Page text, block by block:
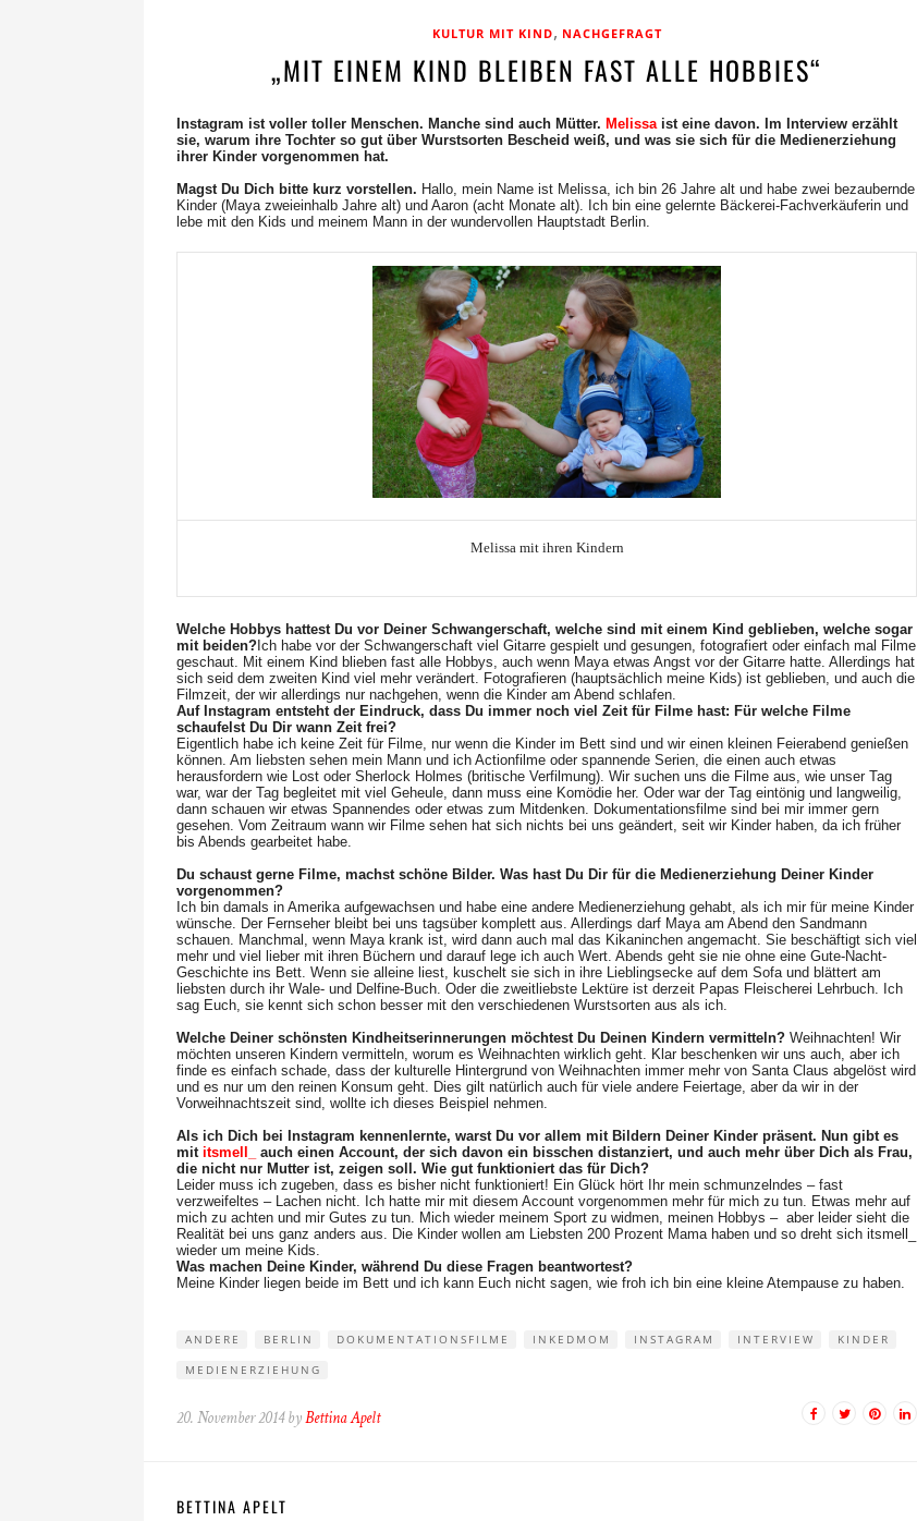
KULTUR MIT KIND, NACHGEFRAGT
„MIT EINEM KIND BLEIBEN FAST ALLE HOBBIES“
Instagram ist voller toller Menschen. Manche sind auch Mütter. Melissaist eine davon. Im Interview erzählt
sie, warum ihre Tochter so gut über Wurstsorten Bescheid weiß, und was sie sich für die Medienerziehung
ihrer Kinder vorgenommen hat.
Magst Du Dich bitte kurz vorstellen. Hallo, mein Name ist Melissa, ich bin 26 Jahre alt und habe zwei bezaubernde
Kinder (Maya zweieinhalb Jahre alt) und Aaron (acht Monate alt). Ich bin eine gelernte Bäckerei-Fachverkäuferin und
lebe mit den Kids und meinem Mann in der wundervollen Hauptstadt Berlin.
Melissa mit ihren Kindern
Welche Hobbys hattest Du vor Deiner Schwangerschaft, welche sind mit einem Kind geblieben, welche sogar
mit beiden? Ich habe vor der Schwangerschaft viel Gitarre gespielt und gesungen, fotografiert oder einfach mal Filme
geschaut. Mit einem Kind blieben fast alle Hobbys, auch wenn Maya etwas Angst vor der Gitarre hatte. Allerdings hat
sich seid dem zweiten Kind viel mehr verändert. Fotografieren (hauptsächlich meine Kids) ist geblieben, und auch die
Filmzeit, der wir allerdings nur nachgehen, wenn die Kinder am Abend schlafen.
Auf Instagram entsteht der Eindruck, dass Du immer noch viel Zeit für Filme hast: Für welche Filme
schaufelst Du Dir wann Zeit frei?
Eigentlich habe ich keine Zeit für Filme, nur wenn die Kinder im Bett sind und wir einen kleinen Feierabend genießen
können. Am liebsten sehen mein Mann und ich Actionfilme oder spannende Serien, die einen auch etwas
herausfordern wie Lost oder Sherlock Holmes (britische Verfilmung). Wir suchen uns die Filme aus, wie unser Tag
war, war der Tag begleitet mit viel Geheule, dann muss eine Komödie her. Oder war der Tag eintönig und langweilig,
dann schauen wir etwas Spannendes oder etwas zum Mitdenken. Dokumentationsfilme sind bei mir immer gern
gesehen. Vom Zeitraum wann wir Filme sehen hat sich nichts bei uns geändert, seit wir Kinder haben, da ich früher
bis Abends gearbeitet habe.
Du schaust gerne Filme, machst schöne Bilder. Was hast Du Dir für die Medienerziehung Deiner Kinder
vorgenommen?
Ich bin damals in Amerika aufgewachsen und habe eine andere Medienerziehung gehabt, als ich mir für meine Kinder
wünsche. Der Fernseher bleibt bei uns tagsüber komplett aus. Allerdings darf Maya am Abend den Sandmann
schauen. Manchmal, wenn Maya krank ist, wird dann auch mal das Kikaninchen angemacht. Sie beschäftigt sich viel
mehr und viel lieber mit ihren Büchern und darauf lege ich auch Wert. Abends geht sie nie ohne eine Gute-Nacht-
Geschichte ins Bett. Wenn sie alleine liest, kuschelt sie sich in ihre Lieblingsecke auf dem Sofa und blättert am
liebsten durch ihr Wale- und Delfine-Buch. Oder die zweitliebste Lektüre ist derzeit Papas Fleischerei Lehrbuch. Ich
sag Euch, sie kennt sich schon besser mit den verschiedenen Wurstsorten aus als ich.
Welche Deiner schönsten Kindheitserinnerungen möchtest Du Deinen Kindern vermitteln? Weihnachten! Wir
möchten unseren Kindern vermitteln, worum es Weihnachten wirklich geht. Klar beschenken wir uns auch, aber ich
finde es einfach schade, dass der kulturelle Hintergrund von Weihnachten immer mehr von Santa Claus abgelöst wird
und es nur um den reinen Konsum geht. Dies gilt natürlich auch für viele andere Feiertage, aber da wir in der
Vorweihnachtszeit sind, wollte ich dieses Beispiel nehmen.
Als ich Dich bei Instagram kennenlernte, warst Du vor allem mit Bildern Deiner Kinder präsent. Nun gibt es
mit itsmell_
auch einen Account, der sich davon ein bisschen distanziert, und auch mehr über Dich als Frau,
die nicht nur Mutter ist, zeigen soll. Wie gut funktioniert das für Dich?
Leider muss ich zugeben, dass es bisher nicht funktioniert! Ein Glück hört Ihr mein schmunzelndes – fast
verzweifeltes – Lachen nicht. Ich hatte mir mit diesem Account vorgenommen mehr für mich zu tun. Etwas mehr auf
mich zu achten und mir Gutes zu tun. Mich wieder meinem Sport zu widmen, meinen Hobbys – aber leider sieht die
Realität bei uns ganz anders aus. Die Kinder wollen am Liebsten 200 Prozent Mama haben und so dreht sich itsmell_
wieder um meine Kids.
Was machen Deine Kinder, während Du diese Fragen beantwortest?
Meine Kinder liegen beide im Bett und ich kann Euch nicht sagen, wie froh ich bin eine kleine Atempause zu haben.
ANDERE BERLIN DOKUMENTATIONSFILME INKEDMOM INSTAGRAM INTERVIEW
KINDER
MEDIENERZIEHUNG
20. November 2014 byBettina Apelt
BETTINA APELT